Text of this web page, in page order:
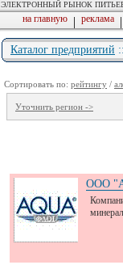
ЭЛЕКТРОННЫЙ РЫНОК
на главную | реклама |
Каталог предприятий ::
Сортировать по: рейтингу /
Уточнить регион ->
ООО